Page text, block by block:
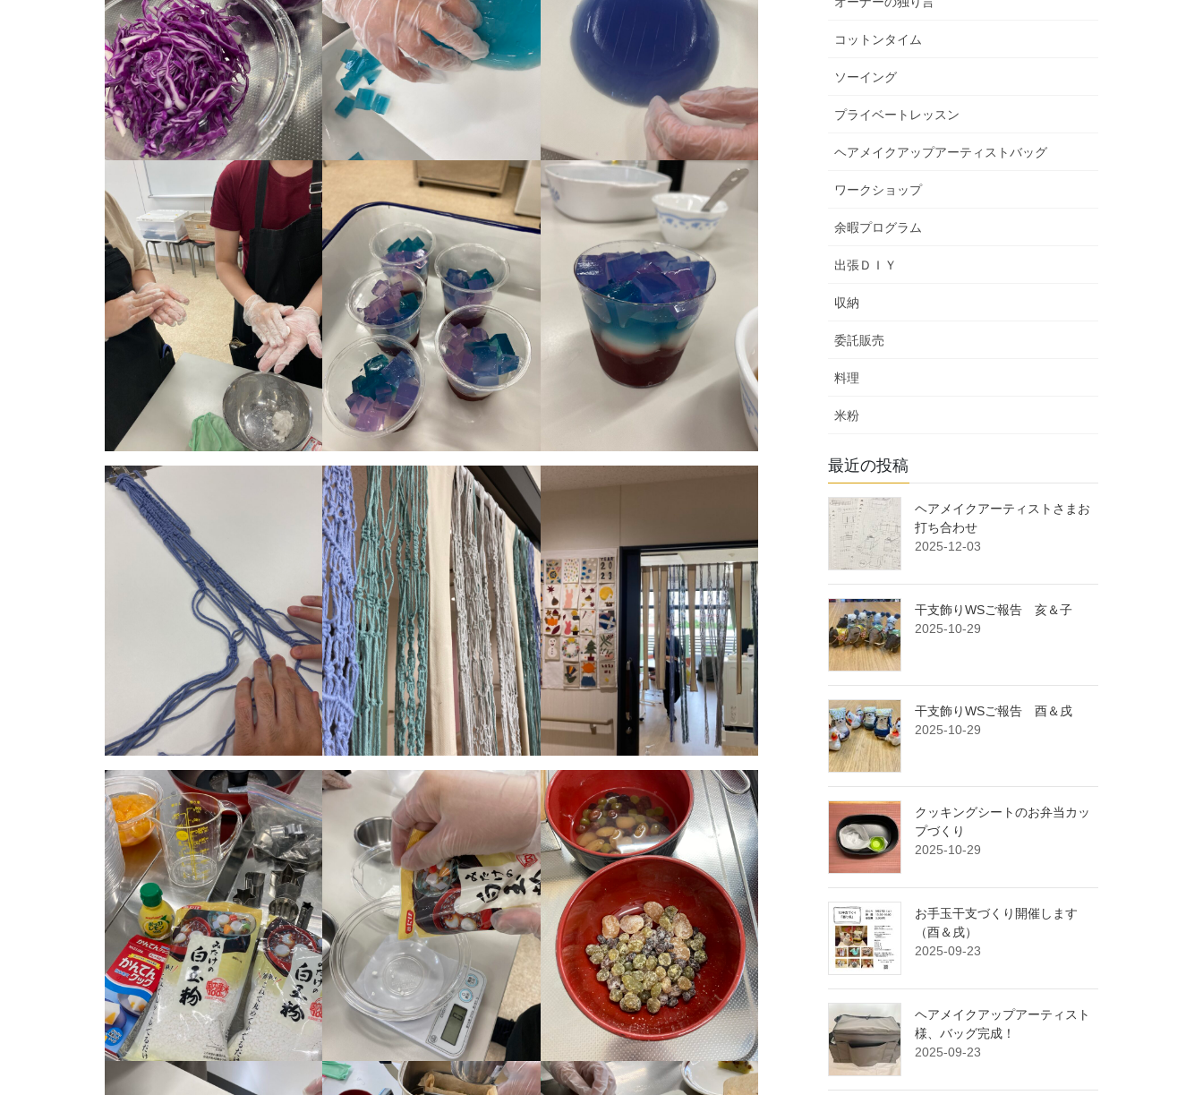
コットンタイム
ソーイング
プライベートレッスン
ヘアメイクアップアーティストバッグ
ワークショップ
余暇プログラム
出張ＤＩＹ
収納
委託販売
料理
米粉
最近の投稿
ヘアメイクアーティストさまお
打ち合わせ
2025-12-03
干支飾りWSご報告 亥＆子
2025-10-29
干支飾りWSご報告 酉＆戌
2025-10-29
クッキングシートのお弁当カッ
プづくり
2025-10-29
お手玉干支づくり開催します
（酉＆戌）
2025-09-23
ヘアメイクアップアーティスト
様、バッグ完成！
2025-09-23